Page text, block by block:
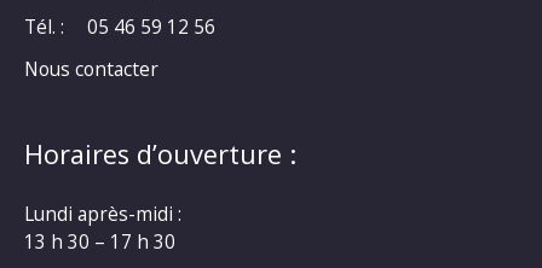
Tél. :
05 46 59 12 56
Nous contacter
Horaires d’ouverture :
Lundi après-midi :
13 h 30 – 17 h 30